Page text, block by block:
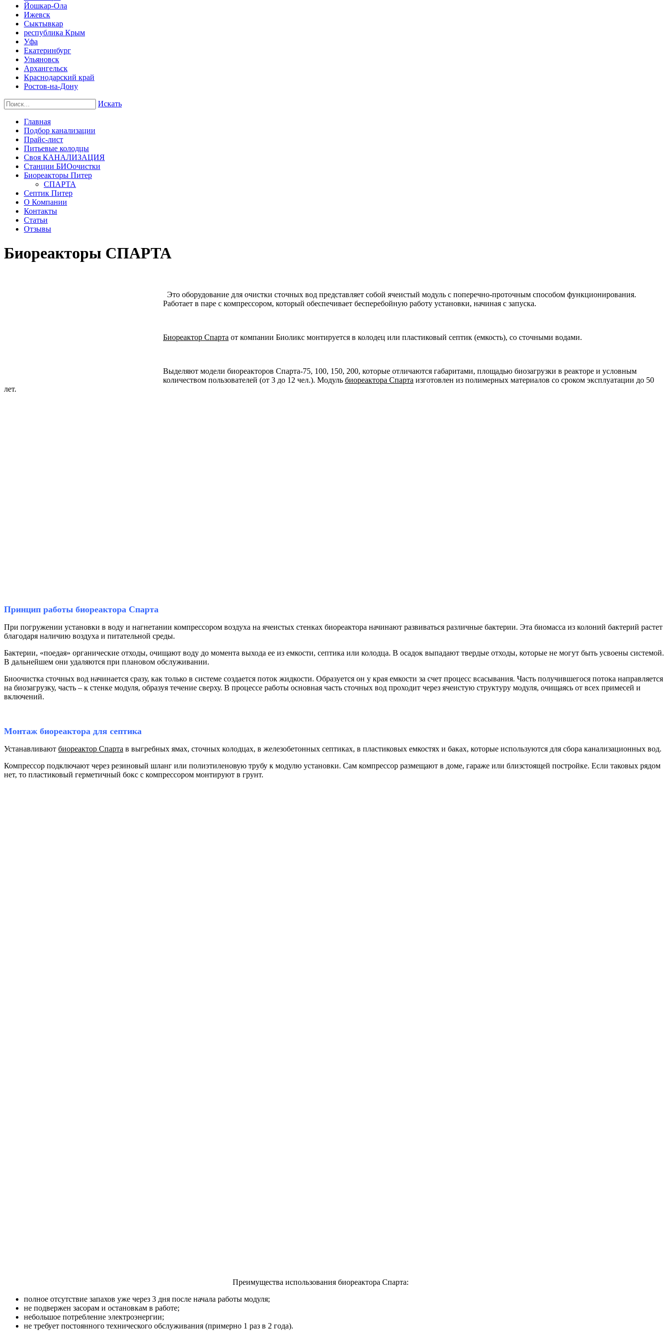
Йошкар-Ола
Ижевск
Сыктывкар
республика Крым
Уфа
Екатеринбург
Ульяновск
Архангельск
Краснодарский край
Ростов-на-Дону
Искать
Главная
Подбор канализации
Прайс-лист
Питьевые колодцы
Своя КАНАЛИЗАЦИЯ
Станции БИОочистки
Биореакторы Питер
СПАРТА
Септик Питер
О Компании
Контакты
Статьи
Отзывы
Биореакторы СПАРТА
Это оборудование для очистки сточных вод представляет собой ячеистый модуль с поперечно-проточным способом функционирования.
Работает в паре с компрессором, который обеспечивает бесперебойную работу установки, начиная с запуска.
Биореактор Спарта от компании Биоликс монтируется в колодец или пластиковый септик (емкость), со сточными водами.
Выделяют модели биореакторов Спарта-75, 100, 150, 200, которые отличаются габаритами, площадью биозагрузки в реакторе и условным
количеством пользователей (от 3 до 12 чел.). Модуль биореактора Спарта изготовлен из полимерных материалов со сроком эксплуатации до 50
лет.
Принцип работы биореактора Спарта
При погружении установки в воду и нагнетании компрессором воздуха на ячеистых стенках биореактора начинают развиваться различные бактерии. Эта биомасса из колоний бактерий растет
благодаря наличию воздуха и питательной среды.
Бактерии, «поедая» органические отходы, очищают воду до момента выхода ее из емкости, септика или колодца. В осадок выпадают твердые отходы, которые не могут быть усвоены системой.
В дальнейшем они удаляются при плановом обслуживании.
Биоочистка сточных вод начинается сразу, как только в системе создается поток жидкости. Образуется он у края емкости за счет процесс всасывания. Часть получившегося потока направляется
на биозагрузку, часть – к стенке модуля, образуя течение сверху. В процессе работы основная часть сточных вод проходит через ячеистую структуру модуля, очищаясь от всех примесей и
включений.
Монтаж биореактора для септика
Устанавливают биореактор Спарта в выгребных ямах, сточных колодцах, в железобетонных септиках, в пластиковых емкостях и баках, которые используются для сбора канализационных вод.
Компрессор подключают через резиновый шланг или полиэтиленовую трубу к модулю установки. Сам компрессор размещают в доме, гараже или близстоящей постройке. Если таковых рядом
нет, то пластиковый герметичный бокс с компрессором монтируют в грунт.
Преимущества использования биореактора Спарта:
полное отсутствие запахов уже через 3 дня после начала работы модуля;
не подвержен засорам и остановкам в работе;
небольшое потребление электроэнергии;
не требует постоянного технического обслуживания (примерно 1 раз в 2 года).